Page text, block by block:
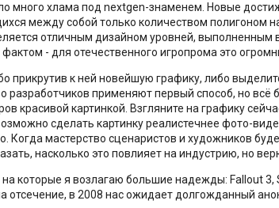
много хлама под nextgen-знаменем. Новые
между собой только количеством полигоном
отличным дизайном уровней, выполненным
- для отечественного игропрома это
прикрутив к ней новейшую графику, либо
разработчиков применяют первый способ, но всё
красивой картинкой. Взгляните на графику
сделать картинку реалистечнее фото-
Когда мастерство сценаристов и художников
насколько это повлияет на индустрию, но
на которые я возлагаю большие надежды: Fallout
отсечение, в 2008 нас ожидает долгожданный